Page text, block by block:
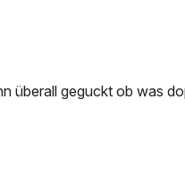
überall geguckt ob was